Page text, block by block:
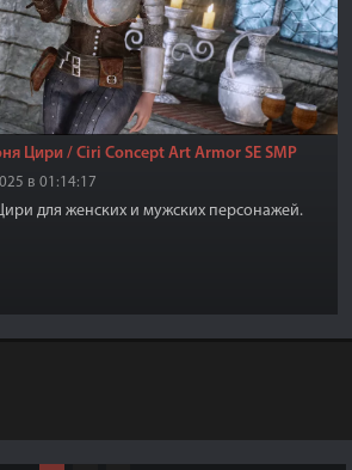
Цири / Ciri Concept Art Armor SE SMP
в 01:14:17
для женских и мужских персонажей.